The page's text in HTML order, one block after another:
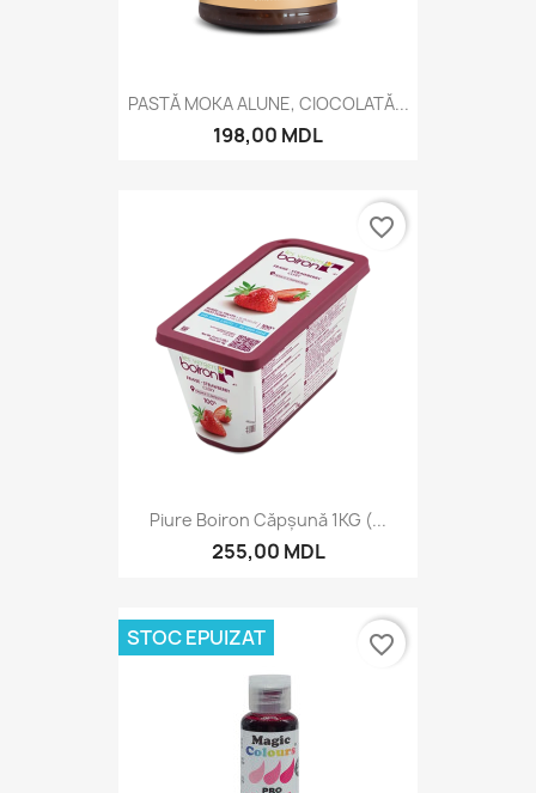
PASTĂ MOKA ALUNE, CIOCOLATĂ...
198,00 MDL
Piure Boiron Căpșună 1KG (...
255,00 MDL
favorite_border
STOC EPUIZAT favorite_border